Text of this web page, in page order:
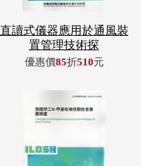
直讀式儀器應用於通風裝
置管理技術探
優惠價85折510元